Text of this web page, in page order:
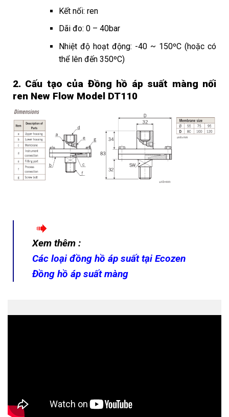
Kết nối: ren
Dãi đo: 0 – 40bar
Nhiệt độ hoạt động: -40 ~ 150ºC (hoặc có
thể lên đến 350ºC)
2. Cấu tạo của Đồng hồ áp suất màng nối
ren New Flow Model DT110
Xem thêm :
Các loại đồng hồ áp suất tại Ecozen
Đồng hồ áp suất màng